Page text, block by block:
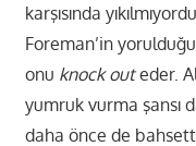
karşısında
Foreman’in
onu knock outeder.
yumruk vurma şansı
daha önce de